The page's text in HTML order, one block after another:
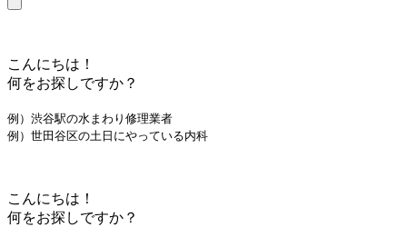
こんにちは！
何をお探しですか？
例）渋谷駅の水まわり修理業者
例）世田谷区の土日にやっている内科
こんにちは！
何をお探しですか？